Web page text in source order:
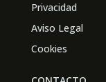
Privacidad
Aviso Legal
Cookies